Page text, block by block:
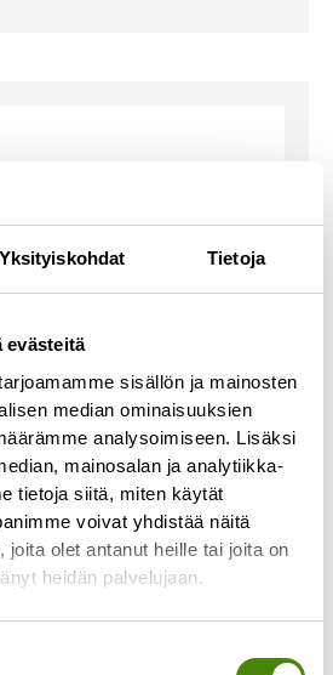
Yksityiskohdat Tietoja
evästeitä
sisällön ja mainosten
median ominaisuuksien
analysoimiseen. Lisäksi
mainosalan ja analytiikka-
tietoja siitä, miten käytät
voivat yhdistää näitä
joita olet antanut heille tai joita on
heidän palvelujaan.
jäte kulkee
eteenpäin
tuodut maalit, öljyt, akut,